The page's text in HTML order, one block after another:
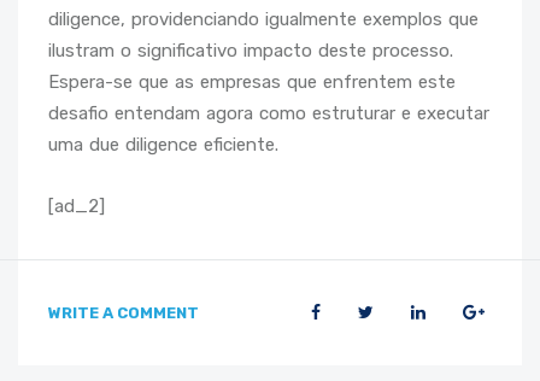
diligence, providenciando igualmente exemplos que
ilustram o significativo impacto deste processo.
Espera-se que as empresas que enfrentem este
desafio entendam agora como estruturar e executar
uma due diligence eficiente.
[ad_2]
WRITE A COMMENT